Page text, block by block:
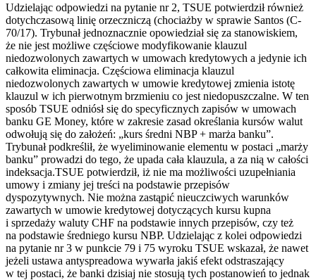
Udzielając odpowiedzi na pytanie nr 2, TSUE potwierdził również
dotychczasową linię orzeczniczą (chociażby w sprawie Santos (C-
70/17). Trybunał jednoznacznie opowiedział się za stanowiskiem,
że nie jest możliwe częściowe modyfikowanie klauzul
niedozwolonych zawartych w umowach kredytowych a jedynie ich
całkowita eliminacja. Częściowa eliminacja klauzul
niedozwolonych zawartych w umowie kredytowej zmienia istotę
klauzul w ich pierwotnym brzmieniu co jest niedopuszczalne. W ten
sposób TSUE odniósł się do specyficznych zapisów w umowach
banku GE Money, które w zakresie zasad określania kursów walut
odwołują się do założeń: „kurs średni NBP + marża banku”.
Trybunał podkreślił, że wyeliminowanie elementu w postaci „marży
banku” prowadzi do tego, że upada cała klauzula, a za nią w całości
indeksacja.TSUE potwierdził, iż nie ma możliwości uzupełniania
umowy i zmiany jej treści na podstawie przepisów
dyspozytywnych. Nie można zastąpić nieuczciwych warunków
zawartych w umowie kredytowej dotyczących kursu kupna
i sprzedaży waluty CHF na podstawie innych przepisów, czy też
na podstawie średniego kursu NBP. Udzielając z kolei odpowiedzi
na pytanie nr 3 w punkcie 79 i 75 wyroku TSUE wskazał, że nawet
jeżeli ustawa antyspreadowa wywarła jakiś efekt odstraszający
w tej postaci, że banki dzisiaj nie stosują tych postanowień to jednak